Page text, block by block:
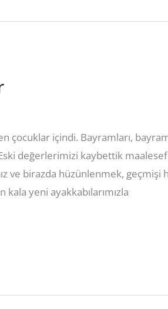
çocuklar içindi. Bayramları,
değerlerimizi kaybettik
ve birazda hüzünlenmek, geçmişi
yeni ayakkabılarımızla